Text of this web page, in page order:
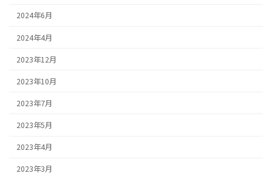
2024年6月
2024年4月
2023年12月
2023年10月
2023年7月
2023年5月
2023年4月
2023年3月